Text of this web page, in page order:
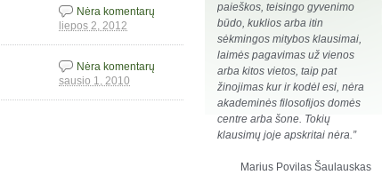
liepos 2, 2012
Nėra komentarų
sausio 1, 2010
Nėra komentarų
paieškos, teisingo gyvenimo
būdo, kuklios arba itin
sėkmingos mitybos klausimai,
laimės pagavimas už vienos
arba kitos vietos, taip pat
žinojimas kur ir kodėl esi, nėra
akademinės filosofijos domės
centre arba šone. Tokių
klausimų joje apskritai nėra.”
Marius Povilas Šaulauskas